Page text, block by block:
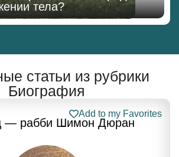
тела?
статьи из рубрики
Биография
— рабби Шимон Дюран
Add to my Favorites